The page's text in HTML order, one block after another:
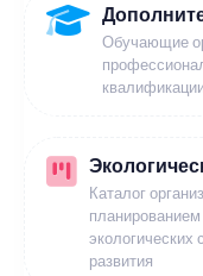
Обучающие
Каталог
экологических
развития